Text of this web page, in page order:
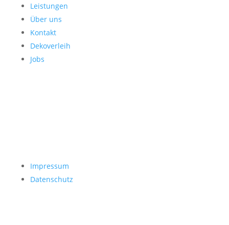
Leistungen
Über uns
Kontakt
Dekoverleih
Jobs
Impressum
Datenschutz